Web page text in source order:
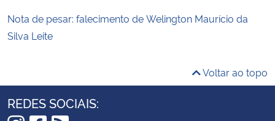
Nota de pesar: falecimento de Welington Maurício da
Silva Leite
Voltar ao topo
REDES SOCIAIS: